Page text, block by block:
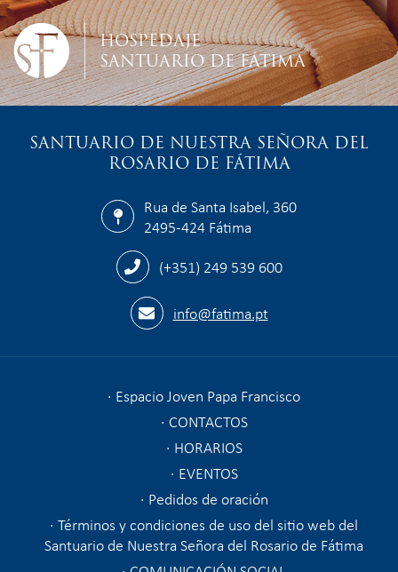
HOSPEDAJE
SANTUARIO DE FÁTIMA
SANTUARIO DE NUESTRA SEÑORA DEL
ROSARIO DE FÁTIMA
Rua de Santa Isabel, 360
2495-424 Fátima
(+351) 249 539 600
info@fatima.pt
Espacio Joven Papa Francisco
CONTACTOS
HORARIOS
EVENTOS
Pedidos de oración
Términos y condiciones de uso del sitio web del
Santuario de Nuestra Señora del Rosario de Fátima